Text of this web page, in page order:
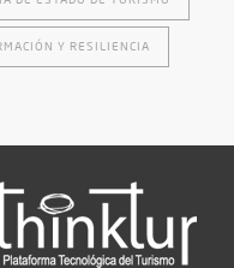
Y RESILIENCIA